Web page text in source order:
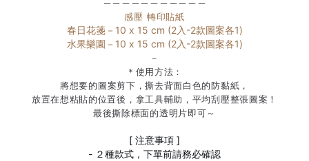
－－－－－－－－－－－
感壓 轉印貼紙
春日花箋－10 x 15 cm (2入-2款圖案各1)
水果樂園－10 x 15 cm (2入-2款圖案各1)
－
＊使用方法：
將想要的圖案剪下，撕去背面白色的防黏紙，
放置在想粘貼的位置後，拿工具輔助，平均刮壓整張圖案！
最後撕除標面的透明片即可～
[ 注意事項 ]
- ２種款式，下單前請務必確認